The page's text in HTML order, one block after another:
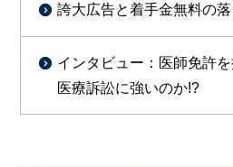
誇大広告と着手金無料の
インタビュー：医師免許
医療訴訟に強いのか!?